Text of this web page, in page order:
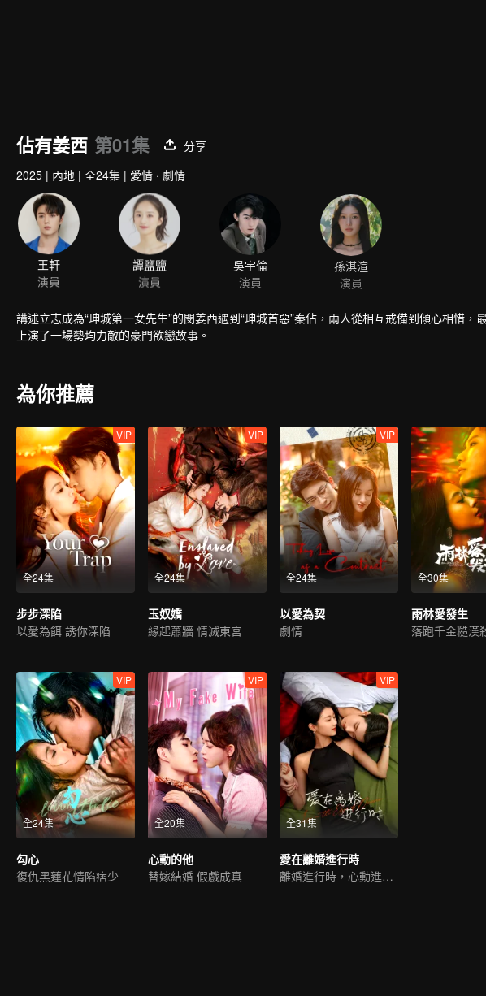
佔有姜西 第01集
分享
2025 | 內地 | 全24集 | 愛情 · 劇情
王軒
演員
譚鹽鹽
演員
吳宇倫
演員
孫淇渲
演員
講述立志成為“珅城第一女先生”的閔姜西遇到“珅城首惡”秦佔，兩人從相互戒備到傾心相惜
上演了一場勢均力敵的豪門欲戀故事。
為你推薦
全24集
VIP
步步深陷
以愛為餌 誘你深陷
全24集
VIP
玉奴嬌
緣起蕭牆 情滅東宮
全24集
VIP
以愛為契
劇情
全30集
雨林愛發生
全24集
VIP
勾心
復仇黑蓮花情陷痞少
全20集
VIP
心動的他
替嫁結婚 假戲成真
全31集
VIP
愛在離婚進行時
離婚進行時，心動進行時